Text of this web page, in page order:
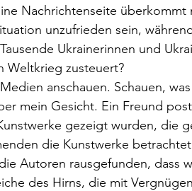
Nachrichtenseite überkommt
unzufrieden sein,
Ukrainerinnen und
Weltkrieg zusteuert?
anschauen. Schauen,
mein Gesicht. Ein Freund
gezeigt wurden, die
die Kunstwerke
Autoren rausgefunden, dass
des Hirns, die mit